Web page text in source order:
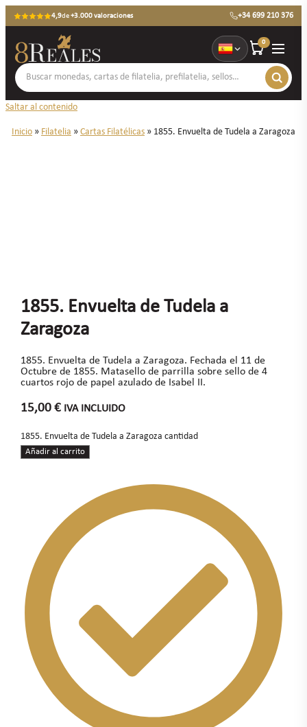
4,9de+3.000 valoraciones +34 699 210 376
0
Saltar al contenido
Inicio » Filatelia » Cartas Filatélicas » 1855. Envuelta de Tudela a Zaragoza
1855. Envuelta de Tudela a
Zaragoza
1855. Envuelta de Tudela a Zaragoza. Fechada el 11 de
Octubre de 1855. Matasello de parrilla sobre sello de 4
cuartos rojo de papel azulado de Isabel II.
15,00 € IVA INCLUIDO
1855. Envuelta de Tudela a Zaragoza cantidad
Añadir al carrito